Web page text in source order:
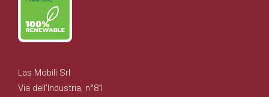
Las Mobili Srl
Via dell'Industria, n°81